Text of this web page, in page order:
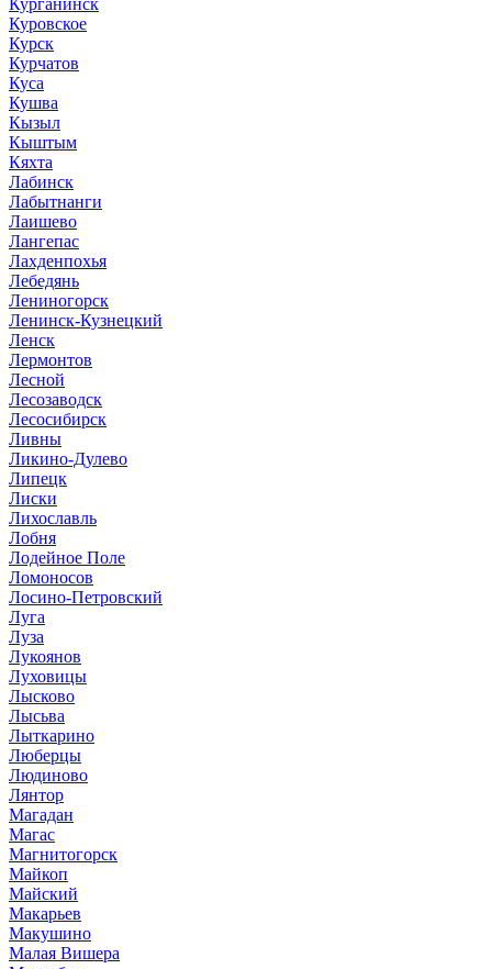
Куровское
Курск
Курчатов
Куса
Кушва
Кызыл
Кыштым
Кяхта
Лабинск
Лабытнанги
Лаишево
Лангепас
Лахденпохья
Лебедянь
Лениногорск
Ленинск-Кузнецкий
Ленск
Лермонтов
Лесной
Лесозаводск
Лесосибирск
Ливны
Ликино-Дулево
Липецк
Лиски
Лихославль
Лобня
Лодейное Поле
Ломоносов
Лосино-Петровский
Луга
Луза
Лукоянов
Луховицы
Лысково
Лысьва
Лыткарино
Люберцы
Людиново
Лянтор
Магадан
Магас
Магнитогорск
Майкоп
Майский
Макарьев
Макушино
Малая Вишера